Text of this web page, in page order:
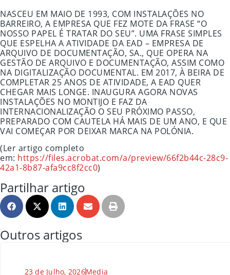
NASCEU EM MAIO DE 1993, COM INSTALAÇÕES NO
BARREIRO, A EMPRESA QUE FEZ MOTE DA FRASE “O
NOSSO PAPEL É TRATAR DO SEU”. UMA FRASE SIMPLES
QUE ESPELHA A ATIVIDADE DA EAD – EMPRESA DE
ARQUIVO DE DOCUMENTAÇÃO, SA., QUE OPERA NA
GESTÃO DE ARQUIVO E DOCUMENTAÇÃO, ASSIM COMO
NA DIGITALIZAÇÃO DOCUMENTAL. EM 2017, À BEIRA DE
COMPLETAR 25 ANOS DE ATIVIDADE, A EAD QUER
CHEGAR MAIS LONGE. INAUGURA AGORA NOVAS
INSTALAÇÕES NO MONTIJO E FAZ DA
INTERNACIONALIZAÇÃO O SEU PRÓXIMO PASSO,
PREPARADO COM CAUTELA HÁ MAIS DE UM ANO, E QUE
VAI COMEÇAR POR DEIXAR MARCA NA POLÓNIA.
(Ler artigo completo
em: https://files.acrobat.com/a/preview/66f2b44c-28c9-
42a1-8b87-afa9cc8f2cc0)
Partilhar artigo
Outros artigos
23 de Julho, 2026Media